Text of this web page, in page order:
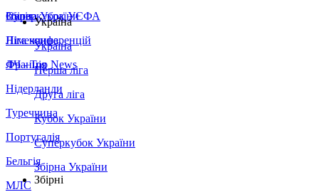
Збірна України
Італія
Німеччина
Франція
Нідерланди
Туреччина
Португалія
Бельгія
МЛС
Суперкубок УЄФА
Ліга конференцій
ЛЧ - Top News
Україна
Україна
Перша ліга
Друга ліга
Кубок України
Суперкубок України
Збірна України
Збірні